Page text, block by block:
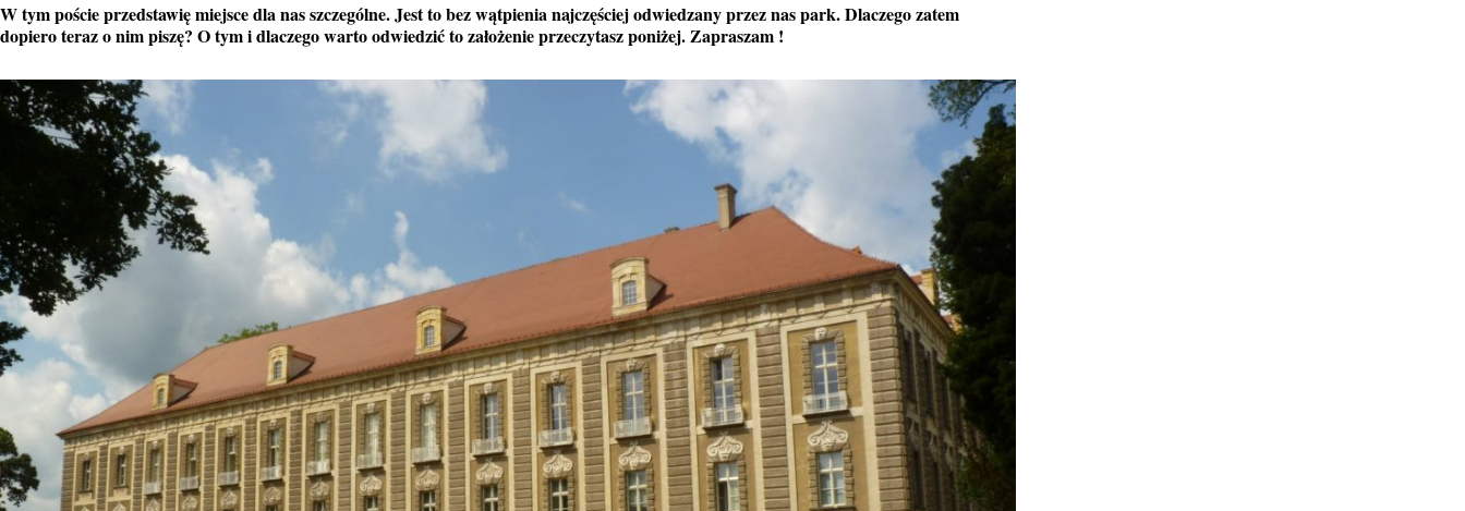
W tym poście przedstawię miejsce dla nas szczególne. Jest to bez wątpienia najczęściej odwiedzany przez nas park. Dlaczego zatem
dopiero teraz o nim piszę? O tym i dlaczego warto odwiedzić to założenie przeczytasz poniżej. Zapraszam !